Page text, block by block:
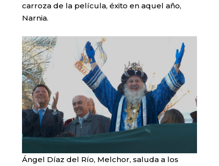
carroza de la película, éxito en aquel año,
Narnia.
Ángel Díaz del Río, Melchor, saluda a los